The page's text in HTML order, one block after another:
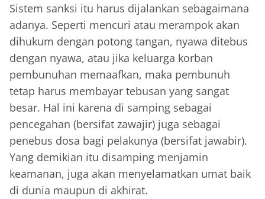
Sistem sanksi itu harus dijalankan sebagaimana
adanya. Seperti mencuri atau merampok akan
dihukum dengan potong tangan, nyawa ditebus
dengan nyawa, atau jika keluarga korban
pembunuhan memaafkan, maka pembunuh
tetap harus membayar tebusan yang sangat
besar. Hal ini karena di samping sebagai
pencegahan (bersifat zawajir) juga sebagai
penebus dosa bagi pelakunya (bersifat jawabir).
Yang demikian itu disamping menjamin
keamanan, juga akan menyelamatkan umat baik
di dunia maupun di akhirat.